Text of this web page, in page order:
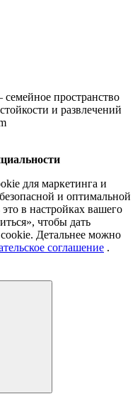
пространство
и развлечений
для маркетинга и
и оптимальной
в настройках вашего
чтобы дать
Детальнее можно
соглашение .